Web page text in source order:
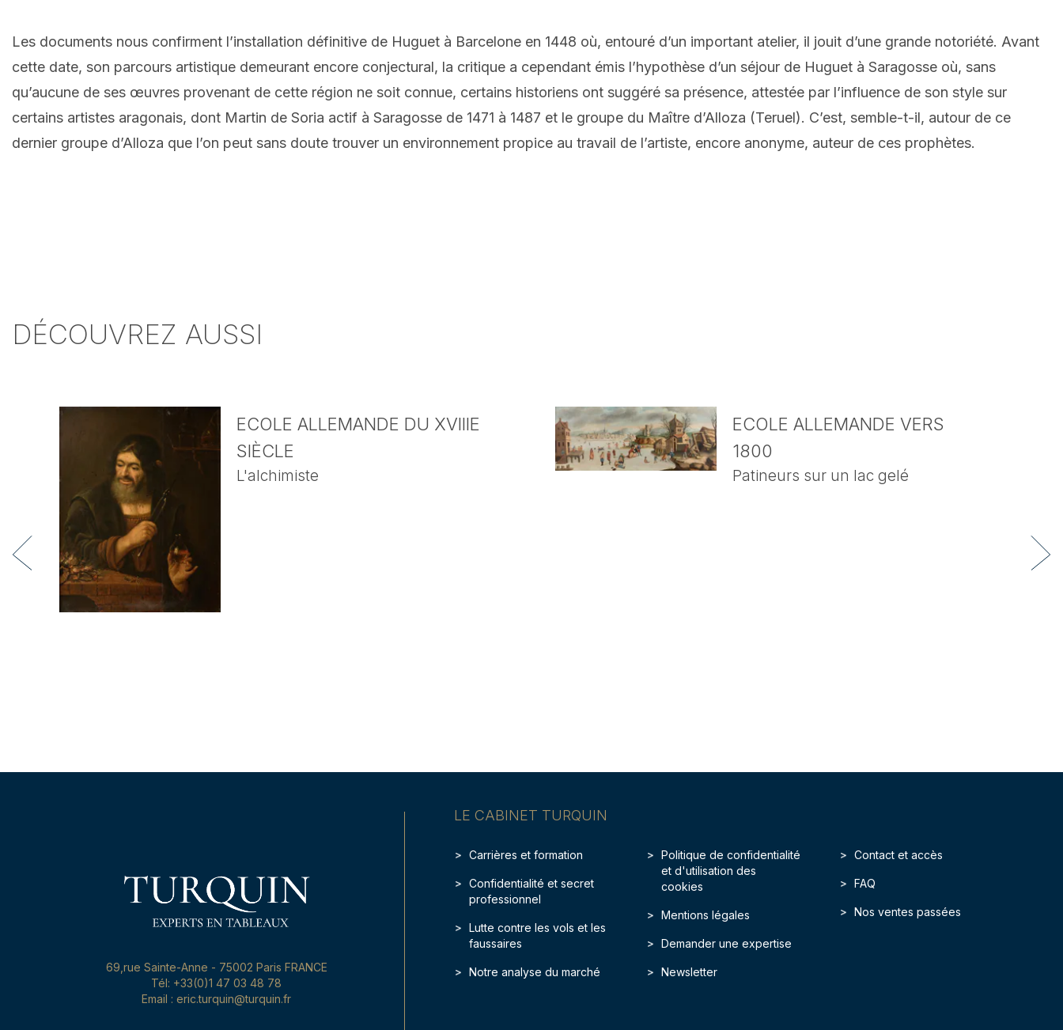
Les documents nous confirment l’installation définitive de Huguet à Barcelone en 1448 où, entouré d’un important atelier, il jouit d’une grande notoriété. Avant
cette date, son parcours artistique demeurant encore conjectural, la critique a cependant émis l’hypothèse d’un séjour de Huguet à Saragosse où, sans
qu’aucune de ses œuvres provenant de cette région ne soit connue, certains historiens ont suggéré sa présence, attestée par l’influence de son style sur
certains artistes aragonais, dont Martin de Soria actif à Saragosse de 1471 à 1487 et le groupe du Maître d’Alloza (Teruel). C’est, semble-t-il, autour de ce
dernier groupe d’Alloza que l’on peut sans doute trouver un environnement propice au travail de l’artiste, encore anonyme, auteur de ces prophètes.
DÉCOUVREZ AUSSI
ECOLE ALLEMANDE DU XVIIIE
SIÈCLE
L'alchimiste
ECOLE ALLEMANDE VERS
1800
Patineurs sur un lac gelé
LE CABINET TURQUIN
Carrières et formation
Confidentialité et secret
professionnel
Lutte contre les vols et les
faussaires
Notre analyse du marché
Politique de confidentialité
et d'utilisation des
cookies
Mentions légales
Demander une expertise
Newsletter
Contact et accès
FAQ
Nos ventes passées
69,rue Sainte-Anne - 75002 Paris FRANCE
Tél: +33(0)1 47 03 48 78
Email : eric.turquin@turquin.fr